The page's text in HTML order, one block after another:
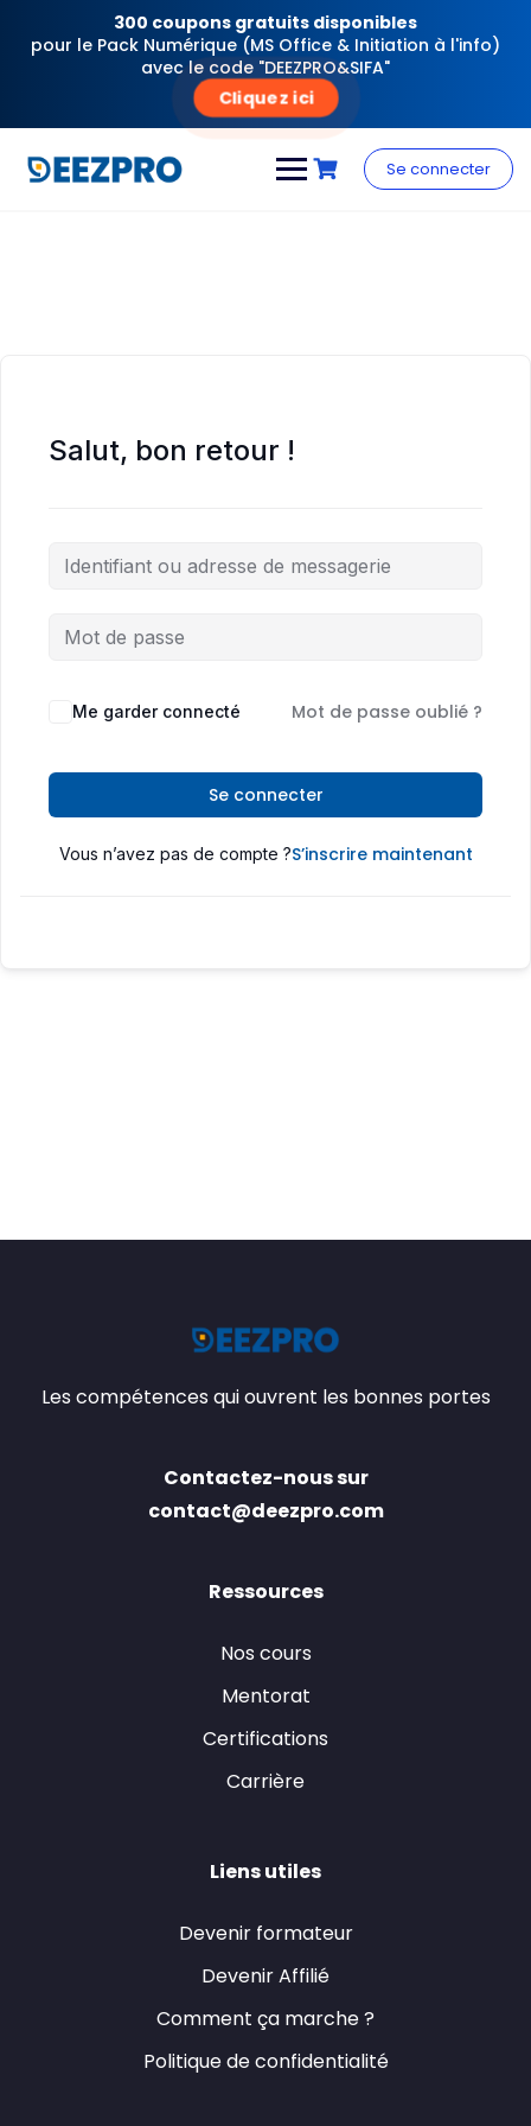
300 coupons gratuits disponibles
pour le Pack Numérique (MS Office & Initiation à l'info)
avec le code "DEEZPRO&SIFA"
Cliquez ici
content
Se connecter
Salut, bon retour !
Me garder connecté Mot de passe oublié ?
Se connecter
Vous n’avez pas de compte ?S’inscrire maintenant
Les compétences qui ouvrent les bonnes portes
Contactez-nous sur
contact@deezpro.com
Ressources
Nos cours
Mentorat
Certifications
Carrière
Liens utiles
Devenir formateur
Devenir Affilié
Comment ça marche ?
Politique de confidentialité